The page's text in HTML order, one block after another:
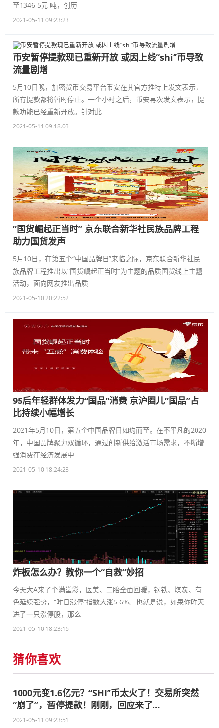
至1346 5元 吨，创历
2021-05-11 09:23:23
币安暂停提款现已重新开放 或因上线“shi”币导致
流量剧增
5月10日晚，加密货币交易平台币安在其官方推特上发文表示，
所有提款都将暂时停止。一个小时之后，币安再次发文表示，提
款功能已经重新开放。针对此
2021-05-11 09:18:03
“国货崛起正当时” 京东联合新华社民族品牌工程
助力国货发声
5月10日，在第五个“中国品牌日”来临之际，京东联合新华社民
族品牌工程推出以“国货崛起正当时”为主题的品质国货线上主题
活动，面向网友推出品质
2021-05-10 20:22:52
95后年轻群体发力“国品”消费 京沪圈儿“国品”占
比持续小幅增长
2021年5月10日，第五个中国品牌日如约而至。在不平凡的2020
年，中国品牌聚力双循环，通过创新供给激活市场需求，不断增
强消费在经济发展中
2021-05-10 18:24:28
炸板怎么办？教你一个“自救”妙招
今天大A来了个满堂彩，医美、二胎全面回暖，钢铁、煤炭、有
色延续强势，“昨日涨停”指数大涨5 6%。也就是说，如果你昨天
进了一只涨停股，那么
2021-05-10 18:23:16
猜你喜欢
1000元变1.6亿元？“SHI”币太火了！交易所突然
“崩了”，暂停提款！刚刚，回应来了…
2021-05-11 09:23:51